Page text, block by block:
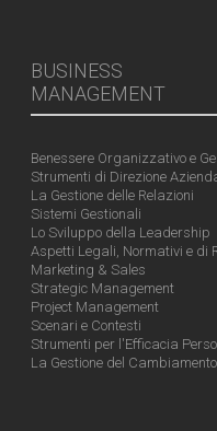
BUSINESS
MANAGEMENT
Benessere Organizzativo e
Strumenti di Direzione
La Gestione delle Relazioni
Sistemi Gestionali
Lo Sviluppo della Leadership
Aspetti Legali, Normativi e di
Marketing & Sales
Strategic Management
Project Management
Scenari e Contesti
Strumenti per l'Efficacia
La Gestione del Cambiamento